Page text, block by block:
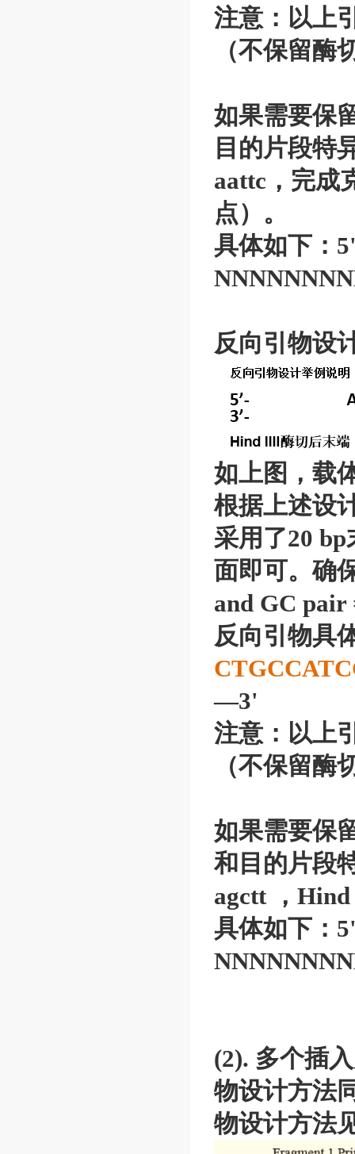
注意：以上
（不保留酶
如果需要保
目的片段特
aattc，完成
点）。
具体如下：
反向引物设
如上图，载
根据上述设
采用了20
面即可。确
and GC pair
反向引物具
—3'
注意：以上
（不保留酶
如果需要保
和目的片段
agctt ，
具体如下
(2). 多个插
物设计方法
物设计方法